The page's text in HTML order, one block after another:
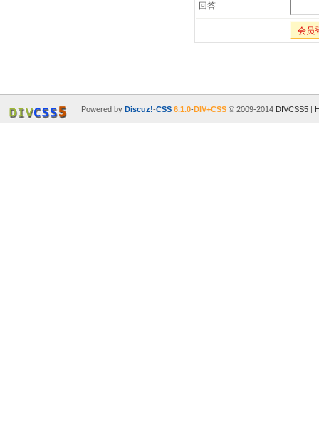
回答
会员
Powered by Discuz!-CSS 6.1.0-DIV+CSS© 2009-2014 DIVCSS5|